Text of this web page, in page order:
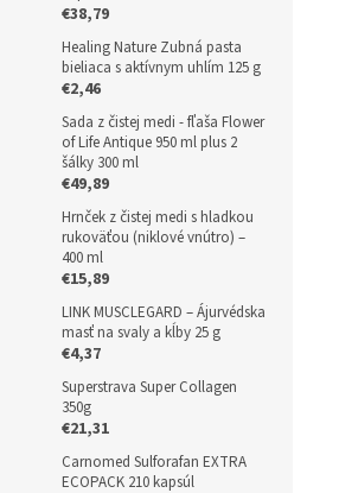
€38,79
Healing Nature Zubná pasta
bieliaca s aktívnym uhlím 125 g
€2,46
Sada z čistej medi - fľaša Flower
of Life Antique 950 ml plus 2
šálky 300 ml
€49,89
Hrnček z čistej medi s hladkou
rukoväťou (niklové vnútro) –
400 ml
€15,89
LINK MUSCLEGARD – Ájurvédska
masť na svaly a kĺby 25 g
€4,37
Superstrava Super Collagen
350g
€21,31
Carnomed Sulforafan EXTRA
ECOPACK 210 kapsúl